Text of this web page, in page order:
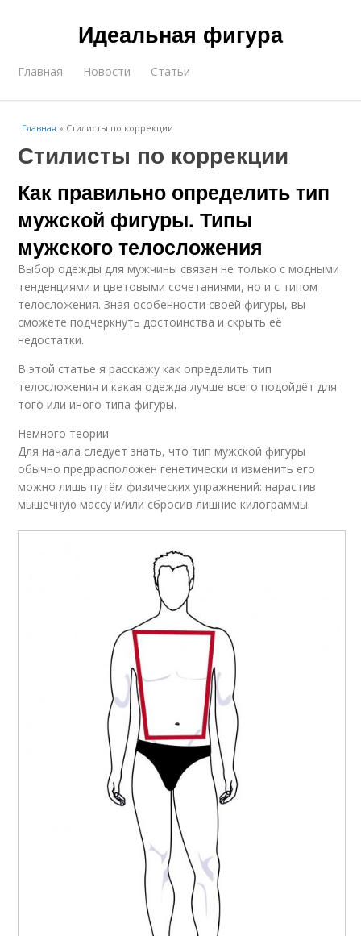
Идеальная фигура
Главная Новости Статьи
Главная » Стилисты по коррекции
Стилисты по коррекции
Как правильно определить тип
мужской фигуры. Типы
мужского телосложения
Выбор одежды для мужчины связан не только с модными
тенденциями и цветовыми сочетаниями, но и с типом
телосложения. Зная особенности своей фигуры, вы
сможете подчеркнуть достоинства и скрыть её
недостатки.
В этой статье я расскажу как определить тип
телосложения и какая одежда лучше всего подойдёт для
того или иного типа фигуры.
Немного теории
Для начала следует знать, что тип мужской фигуры
обычно предрасположен генетически и изменить его
можно лишь путём физических упражнений: нарастив
мышечную массу и/или сбросив лишние килограммы.